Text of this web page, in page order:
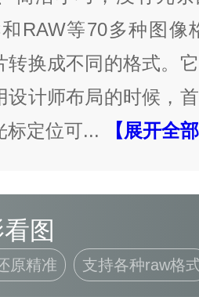
RAW等70多种图
转换成不同的格式。
设计师布局的时候，
标定位可... 【展开全
图
原精准 支持各种raw格